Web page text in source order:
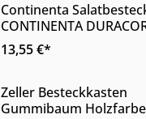
Details
Continenta
CONTINENTA
schwarzer Recycling-
Werkstoff zweiteilig
13,55 €*
Online & im
erhältlich
Produkt
Zeller Besteckkasten
Gummibaum
Online & im